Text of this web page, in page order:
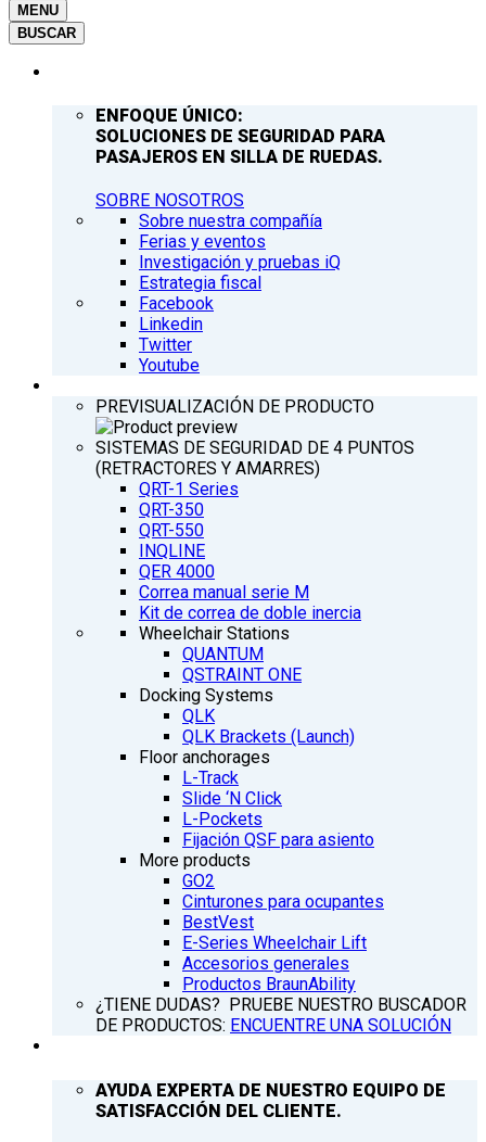
MENU
BUSCAR
ENFOQUE ÚNICO:
SOLUCIONES DE SEGURIDAD PARA
PASAJEROS EN SILLA DE RUEDAS.
SOBRE NOSOTROS
Sobre nuestra compañía
Ferias y eventos
Investigación y pruebas iQ
Estrategia fiscal
Facebook
Linkedin
Twitter
Youtube
PREVISUALIZACIÓN DE PRODUCTO
SISTEMAS DE SEGURIDAD DE 4 PUNTOS
(RETRACTORES Y AMARRES)
QRT-1 Series
QRT-350
QRT-550
INQLINE
QER 4000
Correa manual serie M
Kit de correa de doble inercia
Wheelchair Stations
QUANTUM
QSTRAINT ONE
Docking Systems
QLK
QLK Brackets (Launch)
Floor anchorages
L-Track
Slide ‘N Click
L-Pockets
Fijación QSF para asiento
More products
GO2
Cinturones para ocupantes
BestVest
E-Series Wheelchair Lift
Accesorios generales
Productos BraunAbility
¿TIENE DUDAS? PRUEBE NUESTRO BUSCADOR
DE PRODUCTOS: ENCUENTRE UNA SOLUCIÓN
AYUDA EXPERTA DE NUESTRO EQUIPO DE
SATISFACCIÓN DEL CLIENTE.